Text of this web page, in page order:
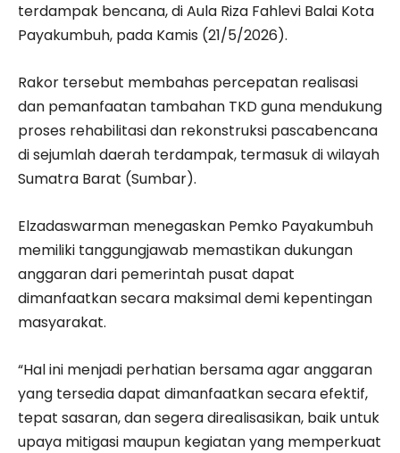
terdampak bencana, di Aula Riza Fahlevi Balai Kota
Payakumbuh, pada Kamis (21/5/2026).
Rakor tersebut membahas percepatan realisasi
dan pemanfaatan tambahan TKD guna mendukung
proses rehabilitasi dan rekonstruksi pascabencana
di sejumlah daerah terdampak, termasuk di wilayah
Sumatra Barat (Sumbar).
Elzadaswarman menegaskan Pemko Payakumbuh
memiliki tanggungjawab memastikan dukungan
anggaran dari pemerintah pusat dapat
dimanfaatkan secara maksimal demi kepentingan
masyarakat.
“Hal ini menjadi perhatian bersama agar anggaran
yang tersedia dapat dimanfaatkan secara efektif,
tepat sasaran, dan segera direalisasikan, baik untuk
upaya mitigasi maupun kegiatan yang memperkuat